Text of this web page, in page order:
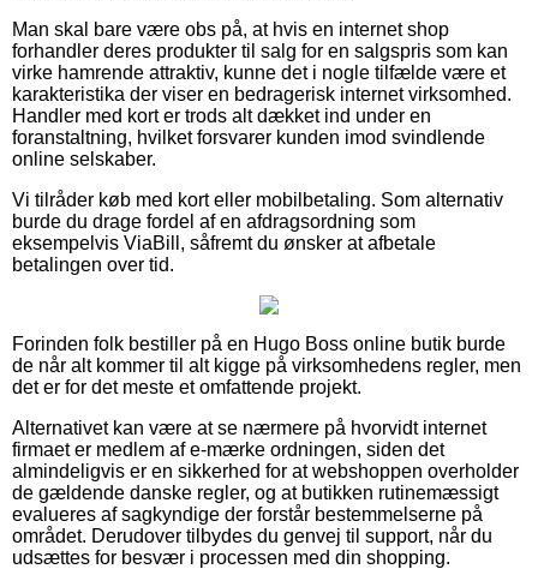
Man skal bare være obs på, at hvis en internet shop
forhandler deres produkter til salg for en salgspris som kan
virke hamrende attraktiv, kunne det i nogle tilfælde være et
karakteristika der viser en bedragerisk internet virksomhed.
Handler med kort er trods alt dækket ind under en
foranstaltning, hvilket forsvarer kunden imod svindlende
online selskaber.
Vi tilråder køb med kort eller mobilbetaling. Som alternativ
burde du drage fordel af en afdragsordning som
eksempelvis ViaBill, såfremt du ønsker at afbetale
betalingen over tid.
Forinden folk bestiller på en Hugo Boss online butik burde
de når alt kommer til alt kigge på virksomhedens regler, men
det er for det meste et omfattende projekt.
Alternativet kan være at se nærmere på hvorvidt internet
firmaet er medlem af e-mærke ordningen, siden det
almindeligvis er en sikkerhed for at webshoppen overholder
de gældende danske regler, og at butikken rutinemæssigt
evalueres af sagkyndige der forstår bestemmelserne på
området. Derudover tilbydes du genvej til support, når du
udsættes for besvær i processen med din shopping.